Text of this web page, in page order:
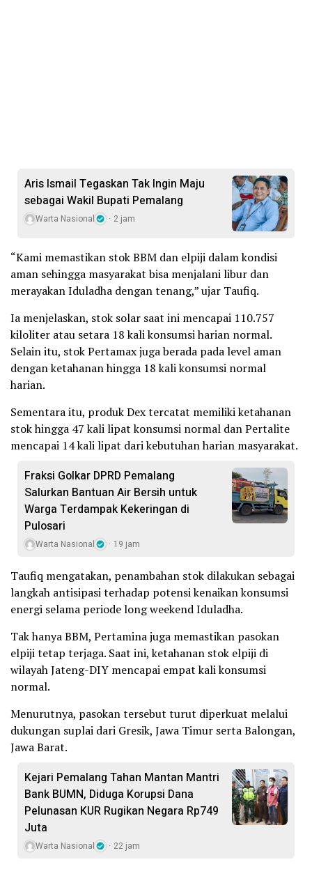
Aris Ismail Tegaskan Tak Ingin Maju
sebagai Wakil Bupati Pemalang
Warta Nasional 2 jam
“Kami memastikan stok BBM dan elpiji dalam kondisi
aman sehingga masyarakat bisa menjalani libur dan
merayakan Iduladha dengan tenang,” ujar Taufiq.
Ia menjelaskan, stok solar saat ini mencapai 110.757
kiloliter atau setara 18 kali konsumsi harian normal.
Selain itu, stok Pertamax juga berada pada level aman
dengan ketahanan hingga 18 kali konsumsi normal
harian.
Sementara itu, produk Dex tercatat memiliki ketahanan
stok hingga 47 kali lipat konsumsi normal dan Pertalite
mencapai 14 kali lipat dari kebutuhan harian masyarakat.
Fraksi Golkar DPRD Pemalang
Salurkan Bantuan Air Bersih untuk
Warga Terdampak Kekeringan di
Pulosari
Warta Nasional 19 jam
Taufiq mengatakan, penambahan stok dilakukan sebagai
langkah antisipasi terhadap potensi kenaikan konsumsi
energi selama periode long weekend Iduladha.
Tak hanya BBM, Pertamina juga memastikan pasokan
elpiji tetap terjaga. Saat ini, ketahanan stok elpiji di
wilayah Jateng-DIY mencapai empat kali konsumsi
normal.
Menurutnya, pasokan tersebut turut diperkuat melalui
dukungan suplai dari Gresik, Jawa Timur serta Balongan,
Jawa Barat.
Kejari Pemalang Tahan Mantan Mantri
Bank BUMN, Diduga Korupsi Dana
Pelunasan KUR Rugikan Negara Rp749
Juta
Warta Nasional 22 jam